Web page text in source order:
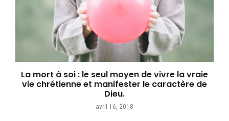
La mort à soi : le seul moyen de vivre la vraie
vie chrétienne et manifester le caractère de
Dieu.
avril 16, 2018